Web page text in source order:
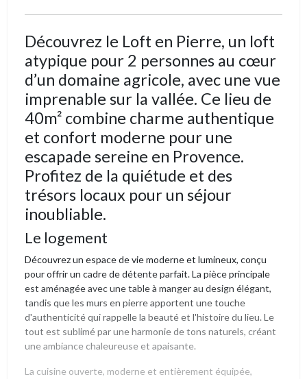
Découvrez le Loft en Pierre, un loft
atypique pour 2 personnes au cœur
d’un domaine agricole, avec une vue
imprenable sur la vallée. Ce lieu de
40m² combine charme authentique
et confort moderne pour une
escapade sereine en Provence.
Profitez de la quiétude et des
trésors locaux pour un séjour
inoubliable.
Le logement
Découvrez un espace de vie moderne et lumineux, conçu
pour offrir un cadre de détente parfait. La pièce principale
est aménagée avec une table à manger au design élégant,
tandis que les murs en pierre apportent une touche
d'authenticité qui rappelle la beauté et l'histoire du lieu. Le
tout est sublimé par une harmonie de tons naturels, créant
une ambiance chaleureuse et apaisante.
La cuisine ouverte, moderne et entièrement équipée,